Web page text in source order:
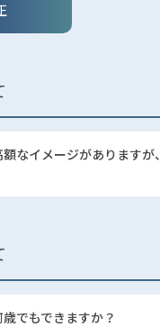
なイメージがありますが
でもできますか？